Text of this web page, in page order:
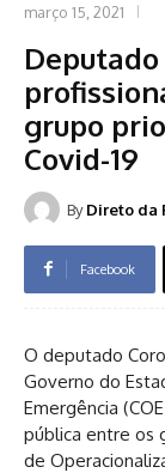
março 15, 2021
grupo
Covid-19
By Direto da
Facebook
O deputado
Governo do
Emergência
pública entre os
de